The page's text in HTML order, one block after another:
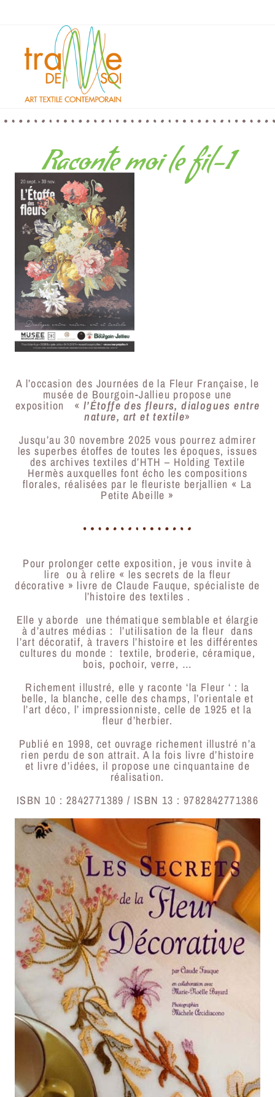
Raconte moi le fil-1
A l’occasion des Journées de la Fleur Française, le
musée de Bourgoin-Jallieu propose une
exposition « l’Étoffe des fleurs, dialogues entre
nature, art et textile»
Jusqu’au 30 novembre 2025 vous pourrez admirer
les superbes étoffes de toutes les époques, issues
des archives textiles d’HTH – Holding Textile
Hermès auxquelles font écho les compositions
florales, réalisées par le fleuriste berjallien « La
Petite Abeille »
Pour prolonger cette exposition, je vous invite à
lire ou à relire « les secrets de la fleur
décorative » livre de Claude Fauque, spécialiste de
l’histoire des textiles .
Elle y aborde une thématique semblable et élargie
à d’autres médias : l’utilisation de la fleur dans
l’art décoratif, à travers l’histoire et les différentes
cultures du monde : textile, broderie, céramique,
bois, pochoir, verre, …
Richement illustré, elle y raconte ‘la Fleur ‘ : la
belle, la blanche, celle des champs, l’orientale et
l’art déco, l’ impressionniste, celle de 1925 et la
fleur d’herbier.
Publié en 1998, cet ouvrage richement illustré n’a
rien perdu de son attrait. A la fois livre d’histoire
et livre d’idées, il propose une cinquantaine de
réalisation.
ISBN 10 : 2842771389 / ISBN 13 : 9782842771386